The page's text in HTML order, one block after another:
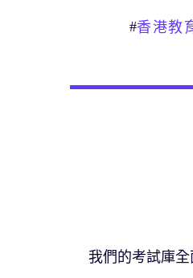
#香港教
我們的考試庫